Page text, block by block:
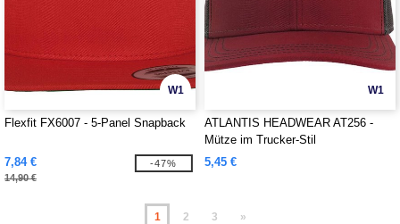
W1
Flexfit FX6007 - 5-Panel Snapback
7,84 €
14,90 €
-47%
W1
ATLANTIS HEADWEAR AT256 -
Mütze im Trucker-Stil
5,45 €
1 2 3 »